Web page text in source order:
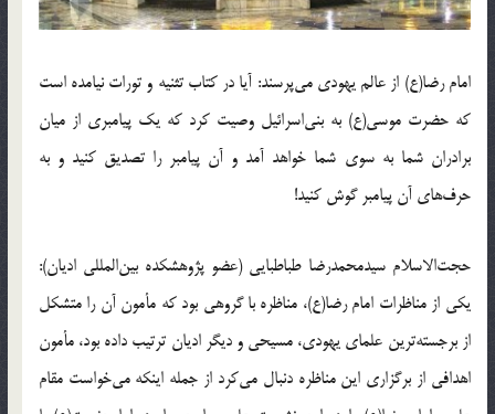
امام رضا(ع) از عالم یهودی می‌پرسند: آیا در کتاب تثنیه و تورات نیامده است
که حضرت موسی(ع) به بنی‌اسرائیل وصیت کرد که یک پیامبری از میان
برادران شما به سوی شما خواهد آمد و آن پیامبر را تصدیق کنید و به
حرف‌های آن پیامبر گوش کنید!
حجت‌الاسلام سیدمحمدرضا طباطبایی (عضو پژوهشکده بین‌المللی ادیان):
یکی از مناظرات امام رضا(ع)، مناظره با گروهی بود که مأمون آن را متشکل
از برجسته‌ترین علمای یهودی، مسیحی و دیگر ادیان ترتیب داده بود، مأمون
اهدافی از برگزاری این مناظره دنبال می‌کرد از جمله اینکه می‌خواست مقام